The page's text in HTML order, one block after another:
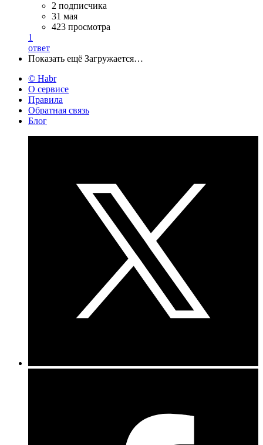
2 подписчика
31 мая
423 просмотра
1
ответ
Показать ещё Загружается…
© Habr
О сервисе
Правила
Обратная связь
Блог